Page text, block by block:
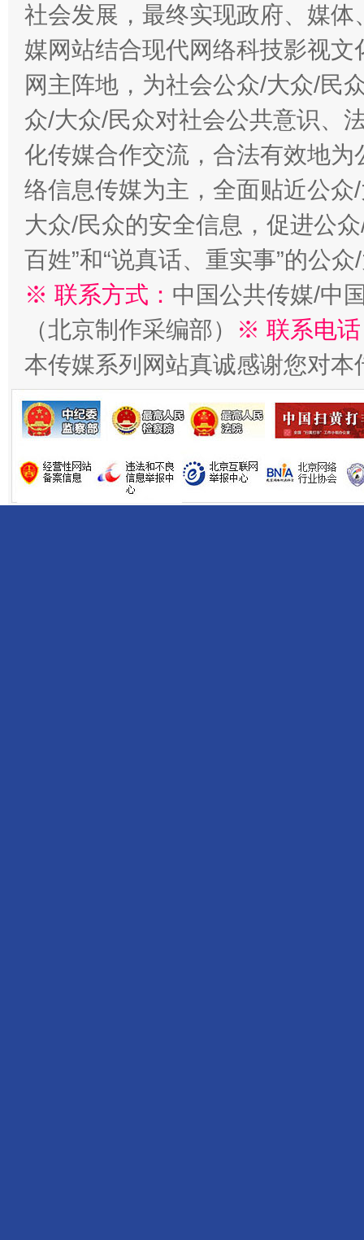
东山县通报“牛蛙产品抗生素超标问题”
千年窑火 生生不息 一
揭开“小金库”的免责幌子
社会发展，最终实现政府、媒
媒网站结合现代网络科技影视
网主阵地，为社会公众/大众/民
众/大众/民众对社会公共意识、
化传媒合作交流，合法有效地
络信息传媒为主，全面贴近公
大众/民众的安全信息，促进公
百姓”和“说真话、重实事”的公
※ 联系方式： 中国公共传媒/中
（北京制作采编部）
※ 联系电
本传媒系列网站真诚感谢您对